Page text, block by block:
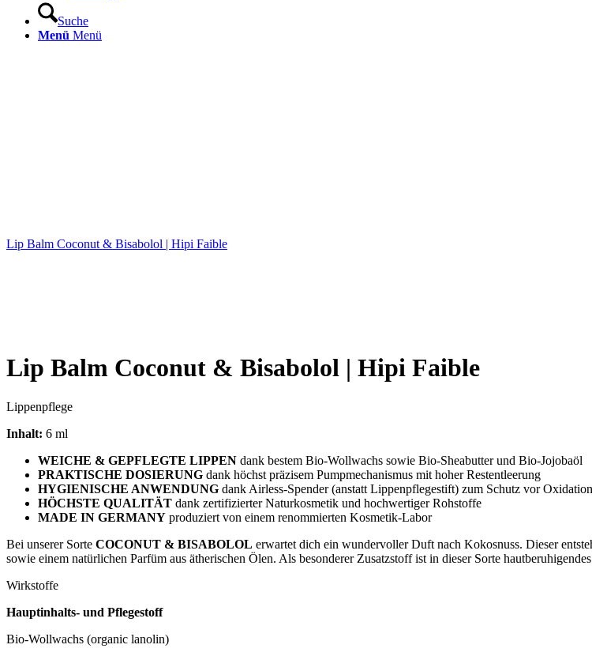
Suche
Menü Menü
Lip Balm Coconut & Bisabolol | Hipi Faible
Lip Balm Coconut & Bisabolol | Hipi Faible
Lippenpflege
Inhalt: 6 ml
WEICHE & GEPFLEGTE LIPPEN dank bestem Bio-Wollwachs sowie Bio-Sheabutter und Bio-Jojobaöl
PRAKTISCHE DOSIERUNG dank höchst präzisem Pumpmechanismus mit hoher Restentleerung
HYGIENISCHE ANWENDUNG dank Airless-Spender (anstatt Lippenpflegestift) zum Schutz vor
HÖCHSTE QUALITÄT dank zertifizierter Naturkosmetik und hochwertiger Rohstoffe
MADE IN GERMANY produziert von einem renommierten Kosmetik-Labor
Bei unserer Sorte COCONUT & BISABOLOL erwartet dich ein wundervoller Duft nach Kokosnuss. Dieser
sowie einem natürlichen Parfüm aus ätherischen Ölen. Als besonderer Zusatzstoff ist in dieser Sorte
Wirkstoffe
Hauptinhalts- und Pflegestoff
Bio-Wollwachs (organic lanolin)